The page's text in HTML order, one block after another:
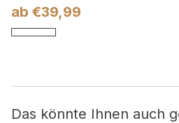
ab €39,99
Das könnte Ihnen auch
Nicht kategorisiert.